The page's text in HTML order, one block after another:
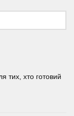
тих, хто готовий